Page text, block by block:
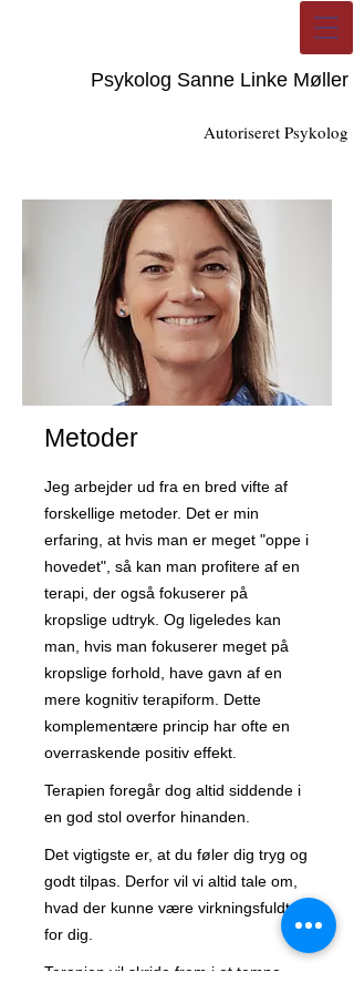
Psykolog Sanne Linke Møller
Autoriseret Psykolog
Metoder
Jeg arbejder ud fra en bred vifte af
forskellige metoder. Det er min
erfaring, at hvis man er meget "oppe i
hovedet", så kan man profitere af en
terapi, der også fokuserer på
kropslige udtryk. Og ligeledes kan
man, hvis man fokuserer meget på
kropslige forhold, have gavn af en
mere kognitiv terapiform. Dette
komplementære princip har ofte en
overraskende positiv effekt.
Terapien foregår dog altid siddende i
en god stol overfor hinanden.
Det vigtigste er, at du føler dig tryg og
godt tilpas. Derfor vil vi altid tale om,
hvad der kunne være virkningsfuldt
for dig.
Terapien vil skride frem i et tempo,